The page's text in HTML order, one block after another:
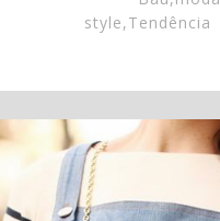
style,Tendência